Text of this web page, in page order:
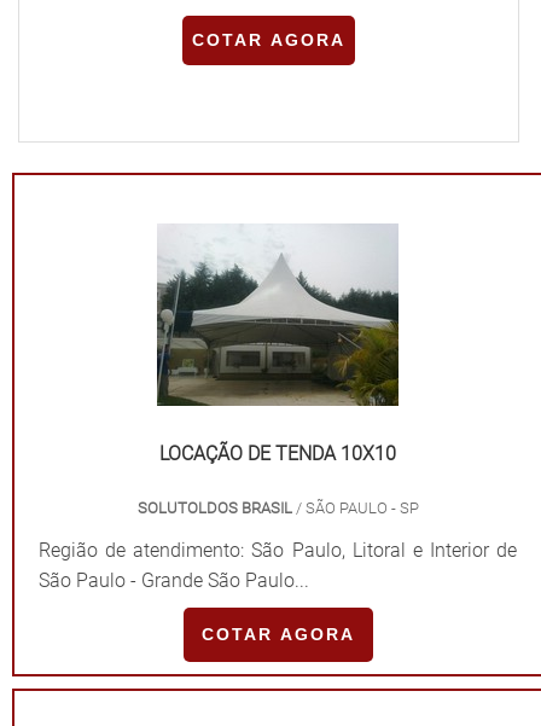
COTAR AGORA
LOCAÇÃO DE TENDA 10X10
SOLUTOLDOS BRASIL / SÃO PAULO - SP
Região de atendimento: São Paulo, Litoral e Interior de
São Paulo - Grande São Paulo...
COTAR AGORA